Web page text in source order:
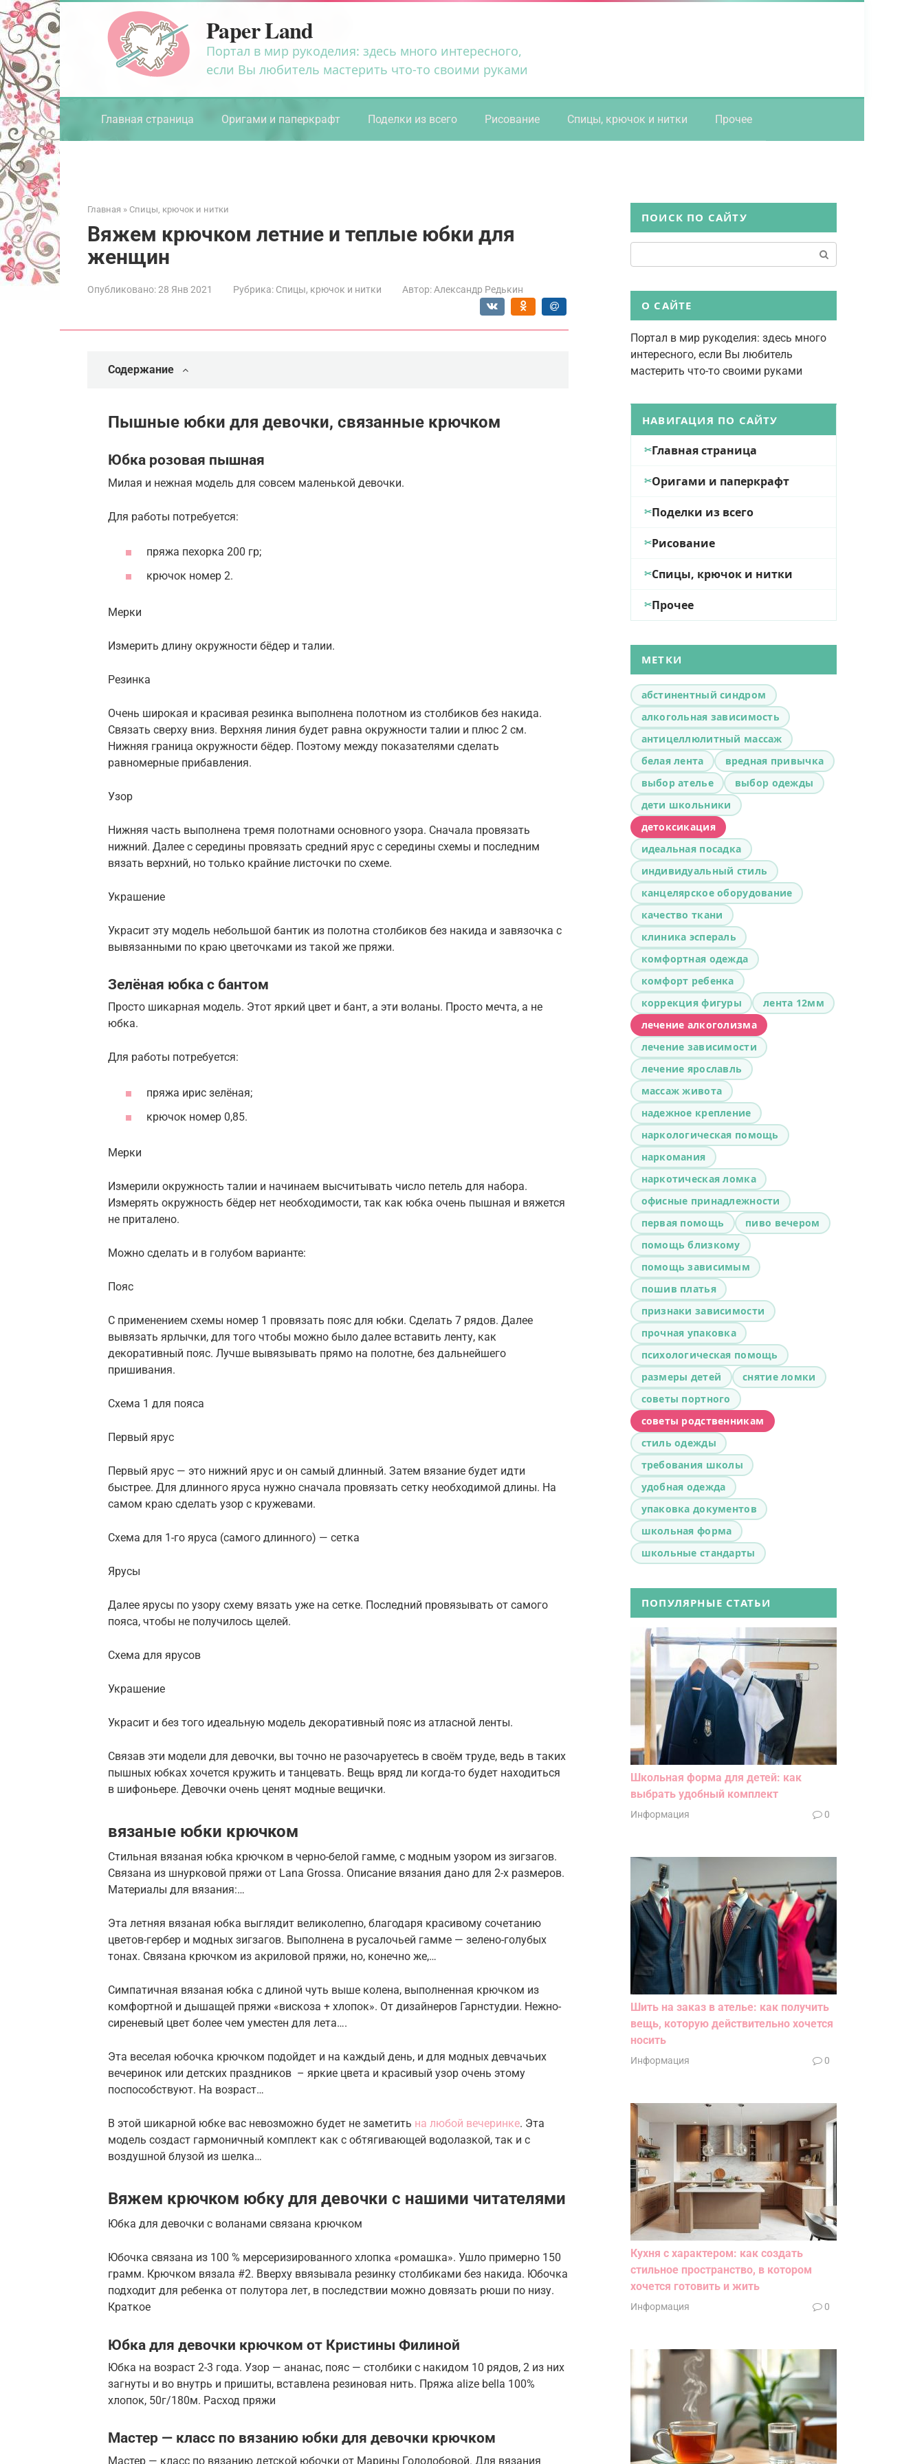
Перейти
к
контенту
Paper Land
Портал в мир рукоделия: здесь много интересного,
если Вы любитель мастерить что-то своими руками
Главная страница Оригами и паперкрафт Поделки из всего Рисование Спицы, крючок и нитки Прочее
Главная » Спицы, крючок и нитки
Вяжем крючком летние и теплые юбки для
женщин
Опубликовано:28 Янв 2021 Рубрика: Спицы, крючок и нитки Автор: Александр Редькин
Содержание
Пышные юбки для девочки, связанные крючком
Юбка розовая пышная
Милая и нежная модель для совсем маленькой девочки.
Для работы потребуется:
пряжа пехорка 200 гр;
крючок номер 2.
Мерки
Измерить длину окружности бёдер и талии.
Резинка
Очень широкая и красивая резинка выполнена полотном из столбиков без накида.
Связать сверху вниз. Верхняя линия будет равна окружности талии и плюс 2 см.
Нижняя граница окружности бёдер. Поэтому между показателями сделать
равномерные прибавления.
Узор
Нижняя часть выполнена тремя полотнами основного узора. Сначала провязать
нижний. Далее с середины провязать средний ярус с середины схемы и последним
вязать верхний, но только крайние листочки по схеме.
Украшение
Украсит эту модель небольшой бантик из полотна столбиков без накида и завязочка с
вывязанными по краю цветочками из такой же пряжи.
Зелёная юбка с бантом
Просто шикарная модель. Этот яркий цвет и бант, а эти воланы. Просто мечта, а не
юбка.
Для работы потребуется:
пряжа ирис зелёная;
крючок номер 0,85.
Мерки
Измерили окружность талии и начинаем высчитывать число петель для набора.
Измерять окружность бёдер нет необходимости, так как юбка очень пышная и вяжется
не приталено.
Можно сделать и в голубом варианте:
Пояс
С применением схемы номер 1 провязать пояс для юбки. Сделать 7 рядов. Далее
вывязать ярлычки, для того чтобы можно было далее вставить ленту, как
декоративный пояс. Лучше вывязывать прямо на полотне, без дальнейшего
пришивания.
Схема 1 для пояса
Первый ярус
Первый ярус — это нижний ярус и он самый длинный. Затем вязание будет идти
быстрее. Для длинного яруса нужно сначала провязать сетку необходимой длины. На
самом краю сделать узор с кружевами.
Схема для 1-го яруса (самого длинного) — сетка
Ярусы
Далее ярусы по узору схему вязать уже на сетке. Последний провязывать от самого
пояса, чтобы не получилось щелей.
Схема для ярусов
Украшение
Украсит и без того идеальную модель декоративный пояс из атласной ленты.
Связав эти модели для девочки, вы точно не разочаруетесь в своём труде, ведь в таких
пышных юбках хочется кружить и танцевать. Вещь вряд ли когда-то будет находиться
в шифоньере. Девочки очень ценят модные вещички.
вязаные юбки крючком
Стильная вязаная юбка крючком в черно-белой гамме, с модным узором из зигзагов.
Связана из шнурковой пряжи от Lana Grossa. Описание вязания дано для 2-х размеров.
Материалы для вязания:…
Эта летняя вязаная юбка выглядит великолепно, благодаря красивому сочетанию
цветов-гербер и модных зигзагов. Выполнена в русалочьей гамме — зелено-голубых
тонах. Связана крючком из акриловой пряжи, но, конечно же,…
Симпатичная вязаная юбка c длиной чуть выше колена, выполненная крючком из
комфортной и дышащей пряжи «вискоза + хлопок». От дизайнеров Гарнстудии. Нежно-
сиреневый цвет более чем уместен для лета….
Эта веселая юбочка крючком подойдет и на каждый день, и для модных девчачьих
вечеринок или детских праздников – яркие цвета и красивый узор очень этому
поспособствуют. На возраст…
В этой шикарной юбке вас невозможно будет не заметить на любой вечеринке. Эта
модель создаст гармоничный комплект как с обтягивающей водолазкой, так и с
воздушной блузой из шелка…
Вяжем крючком юбку для девочки с нашими читателями
Юбка для девочки с воланами связана крючком
Юбочка связана из 100 % мерсеризированного хлопка «ромашка». Ушло примерно 150
грамм. Крючком вязала #2. Вверху ввязывала резинку столбиками без накида. Юбочка
подходит для ребенка от полутора лет, в последствии можно довязать рюши по низу.
Краткое
Юбка для девочки крючком от Кристины Филиной
Юбка на возраст 2-3 года. Узор — ананас, пояс — столбики с накидом 10 рядов, 2 из них
загнуты и во внутрь и пришиты, вставлена резиновая нить. Пряжа alize bella 100%
хлопок, 50г/180м. Расход пряжи
Мастер — класс по вязанию юбки для девочки крючком
Мастер — класс по вязанию детской юбочки от Марины Гололобовой. Для вязания
ПОИСК ПО САЙТУ
О САЙТЕ
Портал в мир рукоделия: здесь много
интересного, если Вы любитель
мастерить что-то своими руками
НАВИГАЦИЯ ПО САЙТУ
Главная страница
Оригами и паперкрафт
Поделки из всего
Рисование
Спицы, крючок и нитки
Прочее
МЕТКИ
абстинентный синдром
алкогольная зависимость
антицеллюлитный массаж
белая лента
вредная привычка
выбор ателье
выбор одежды
дети школьники
детоксикация
идеальная посадка
индивидуальный стиль
канцелярское оборудование
качество ткани
клиника эспераль
комфортная одежда
комфорт ребенка
коррекция фигуры
лента 12мм
лечение алкоголизма
лечение зависимости
лечение ярославль
массаж живота
надежное крепление
наркологическая помощь
наркомания
наркотическая ломка
офисные принадлежности
первая помощь
пиво вечером
помощь близкому
помощь зависимым
пошив платья
признаки зависимости
прочная упаковка
психологическая помощь
размеры детей
снятие ломки
советы портного
советы родственникам
стиль одежды
требования школы
удобная одежда
упаковка документов
школьная форма
школьные стандарты
ПОПУЛЯРНЫЕ СТАТЬИ
Школьная форма для детей: как
выбрать удобный комплект
Информация 0
Шить на заказ в ателье: как получить
вещь, которую действительно хочется
носить
Информация 0
Кухня с характером: как создать
стильное пространство, в котором
хочется готовить и жить
Информация 0